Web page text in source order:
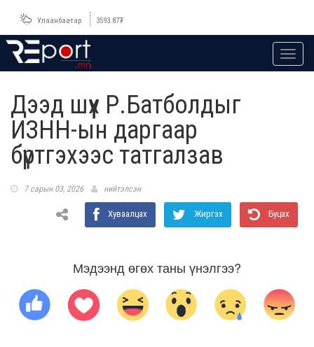
Улаанбаатар 3593.87₮
Дээд шүүх Р.Батболдыг
ИЗНН-ын даргаар
бүртгэхээс татгалзав
7 сарын 03, 2026 нийтэлсэн
Хуваалцах Жиргэх Буцах
Мэдээнд өгөх таны үнэлгээ?